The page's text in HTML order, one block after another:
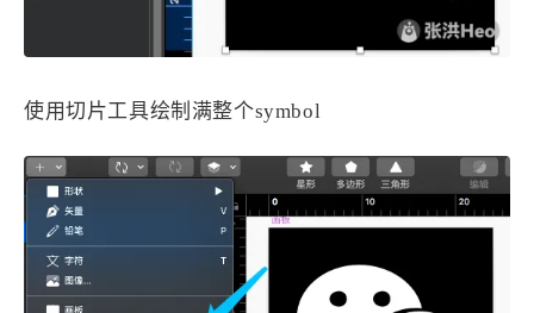
使用切片工具绘制满整个symbol